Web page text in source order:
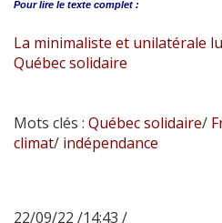
Pour lire le texte complet :
La minimaliste et unilatérale
Québec solidaire
Mots clés : Québec solidaire/
climat/ indépendance
22/09/22 /14:43 /